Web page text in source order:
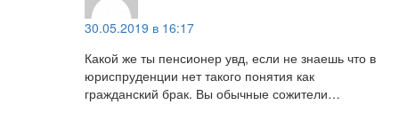
30.05.2019 в 16:17
Какой же ты пенсионер увд, если не знаешь что в
юриспруденции нет такого понятия как
гражданский брак. Вы обычные сожители…